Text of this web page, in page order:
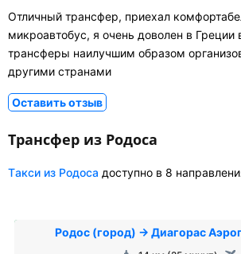
Отличный трансфер, приехал
микроавтобус, я очень доволен в Греции
трансферы наилучшим образом
другими странами
Оставить отзыв
Трансфер из Родоса
Tакси из Родоса доступно в 8
Родос (город) → Диагорас